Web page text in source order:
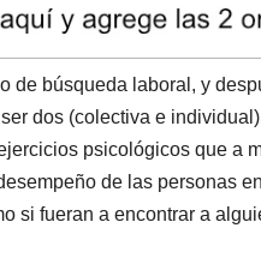
e
a
d
s
de búsqueda laboral, y
dos (colectiva e
psicológicos que a
de las personas
si fueran a encontrar a